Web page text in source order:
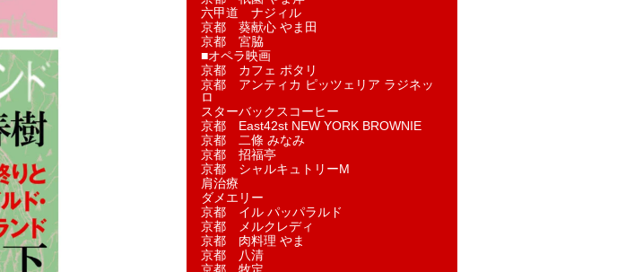
六甲道 ナジィル
京都 葵献心 やま田
京都 宮脇
■オペラ映画
京都 カフェ ポタリ
京都 アンティカ ピッツェリア ラジネッ
ロ
スターバックスコーヒー
京都 East42st NEW YORK BROWNIE
京都 二條 みなみ
京都 招福亭
京都 シャルキュトリーM
肩治療
ダメエリー
京都 イル パッパラルド
京都 メルクレディ
京都 肉料理 やま
京都 八清